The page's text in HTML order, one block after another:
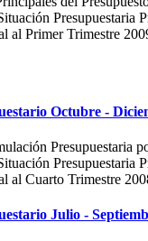
Presupuestaria
al Primer Trimestre
Octubre -
Presupuestaria
Presupuestaria
al Cuarto Trimestre
Julio -